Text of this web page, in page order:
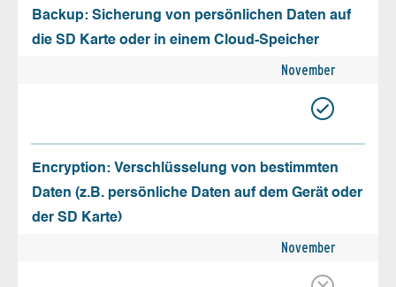
Backup: Sicherung von persönlichen Daten auf
die SD Karte oder in einem Cloud-Speicher
November
Encryption: Verschlüsselung von bestimmten
Daten (z.B. persönliche Daten auf dem Gerät oder
der SD Karte)
November